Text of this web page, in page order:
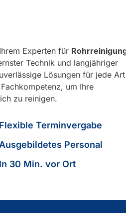
Experten für
Technik und langjähriger
Lösungen für jede
um Ihre
zu reinigen.
Flexible Terminvergabe
Ausgebildetes Personal
In 30 Min. vor Ort